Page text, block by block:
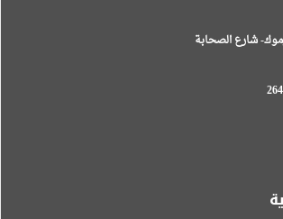
شارع الصحابة